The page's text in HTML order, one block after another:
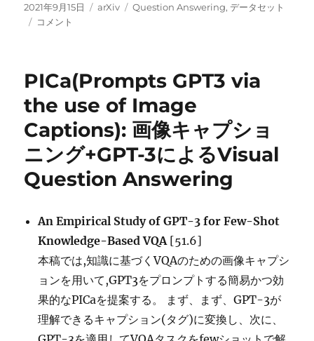
投
稿
2021年9月15日
カ
arXiv
タ
Question Answering,データセット
SituatedQA:
た
に
言
語
外
文
必
要
な
デ
ー
タ
コメント
PICa(Prompts GPT3 via
the use of Image
Captions): 画像キャプショ
ニング+GPT-3によるVisual
Question Answering
An Empirical Study of GPT-3 for Few-Shot
Knowledge-Based VQA [51.6]
本稿では,知識に基づくVQAのための画像キャプシ
ョンを用いて,GPT3をプロンプトする簡易かつ効
果的なPICaを提案する。 まず、まず、GPT-3が
理解できるキャプション(タグ)に変換し、次に、